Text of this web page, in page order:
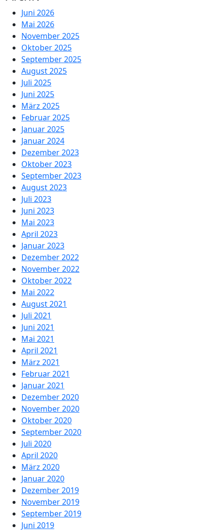
Juni 2026
Mai 2026
November 2025
Oktober 2025
September 2025
August 2025
Juli 2025
Juni 2025
März 2025
Februar 2025
Januar 2025
Januar 2024
Dezember 2023
Oktober 2023
September 2023
August 2023
Juli 2023
Juni 2023
Mai 2023
April 2023
Januar 2023
Dezember 2022
November 2022
Oktober 2022
Mai 2022
August 2021
Juli 2021
Juni 2021
Mai 2021
April 2021
März 2021
Februar 2021
Januar 2021
Dezember 2020
November 2020
Oktober 2020
September 2020
Juli 2020
April 2020
März 2020
Januar 2020
Dezember 2019
November 2019
September 2019
Juni 2019